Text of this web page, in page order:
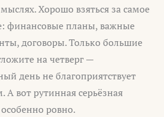
Хорошо взяться за самое
финансовые планы, важные
договоры. Только большие
на четверг —
день не благоприятствует
вот рутинная серьёзная
ровно.